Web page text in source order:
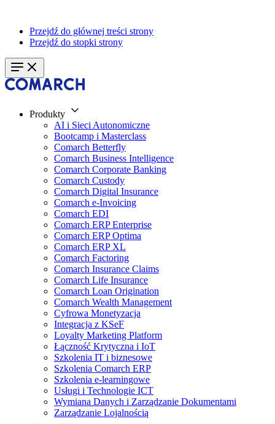
Przejdź do głównej treści strony
Przejdź do stopki strony
Produkty
AI i Sieci Autonomiczne
Bootcamp i Masterclass
Comarch Betterfly
Comarch Business Intelligence
Comarch Corporate Banking
Comarch Custody
Comarch Digital Insurance
Comarch e-Invoicing
Comarch EDI
Comarch ERP Enterprise
Comarch ERP Optima
Comarch ERP XL
Comarch Factoring
Comarch Insurance Claims
Comarch Life Insurance
Comarch Loan Origination
Comarch Wealth Management
Cyfrowa Monetyzacja
Integracja z KSeF
Loyalty Marketing Platform
Łączność Krytyczna i IoT
Szkolenia IT i biznesowe
Szkolenia Comarch ERP
Szkolenia e-learningowe
Usługi i Technologie ICT
Wymiana Danych i Zarządzanie Dokumentami
Zarządzanie Lojalnością